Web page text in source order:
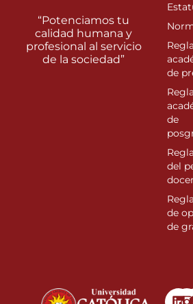
“Potenciamos tu
calidad humana y
profesional al servicio
de la sociedad”
de
de
del
de
de